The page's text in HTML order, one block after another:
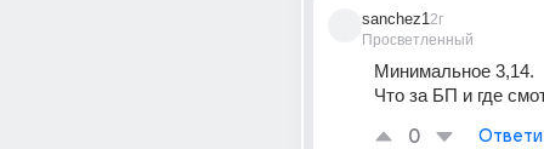
sanchez1
Просветленный
2г
Минимальное 3,14.
Что за БП и где
0